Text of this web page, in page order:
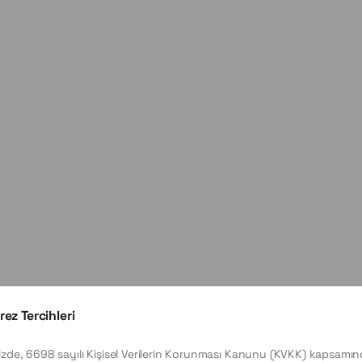
Tercihleri
6698 sayılı Kişisel Verilerin Korunması Kanunu (KVKK)